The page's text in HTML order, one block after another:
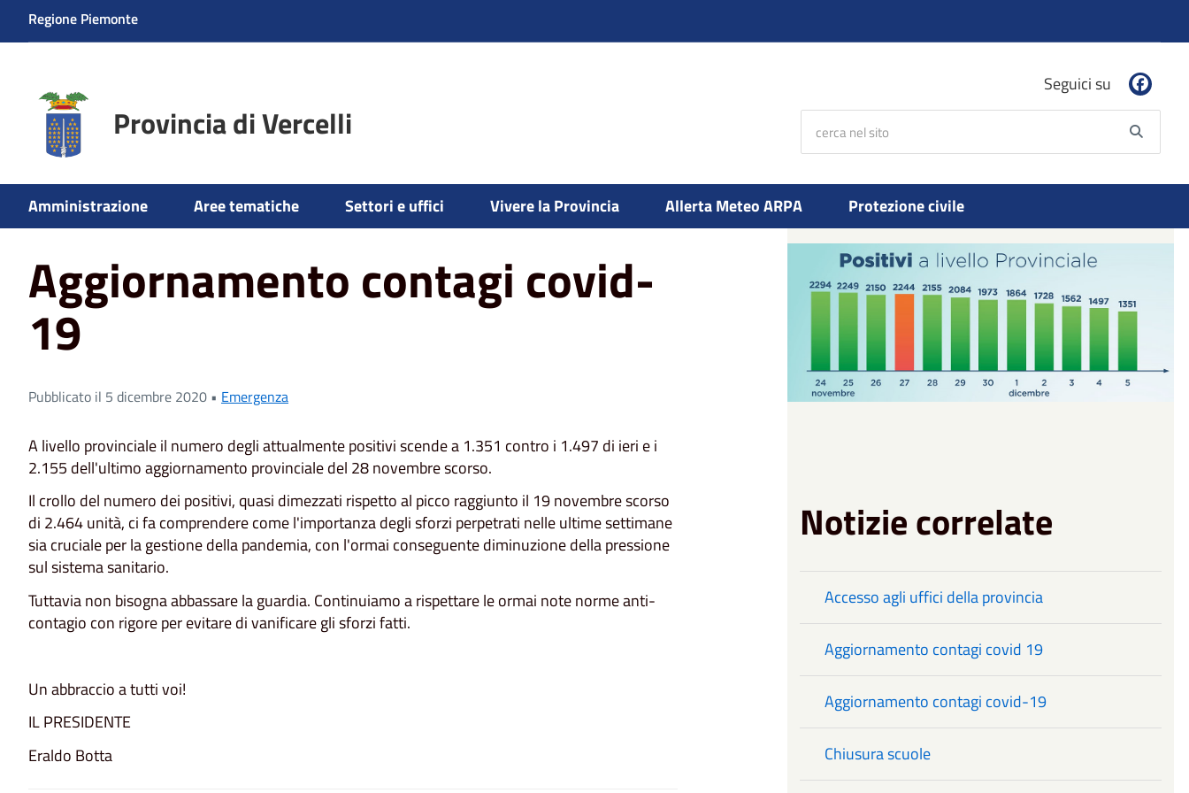
Regione Piemonte
Provincia di Vercelli
Seguici su
Amministrazione Aree tematiche Settori e uffici Vivere la Provincia Allerta Meteo ARPA Protezione civile
Home News Emergenza Aggiornamento contagi covid-19
Aggiornamento contagi covid-
19
Pubblicato il 5 dicembre 2020 • Emergenza
A livello provinciale il numero degli attualmente positivi scende a 1.351 contro i 1.497 di ieri e i
2.155 dell'ultimo aggiornamento provinciale del 28 novembre scorso.
Il crollo del numero dei positivi, quasi dimezzati rispetto al picco raggiunto il 19 novembre scorso
di 2.464 unità, ci fa comprendere come l'importanza degli sforzi perpetrati nelle ultime settimane
sia cruciale per la gestione della pandemia, con l'ormai conseguente diminuzione della pressione
sul sistema sanitario.
Tuttavia non bisogna abbassare la guardia. Continuiamo a rispettare le ormai note norme anti-
contagio con rigore per evitare di vanificare gli sforzi fatti.
Un abbraccio a tutti voi!
IL PRESIDENTE
Eraldo Botta
Notizie correlate
Accesso agli uffici della provincia
Aggiornamento contagi covid 19
Aggiornamento contagi covid-19
Chiusura scuole